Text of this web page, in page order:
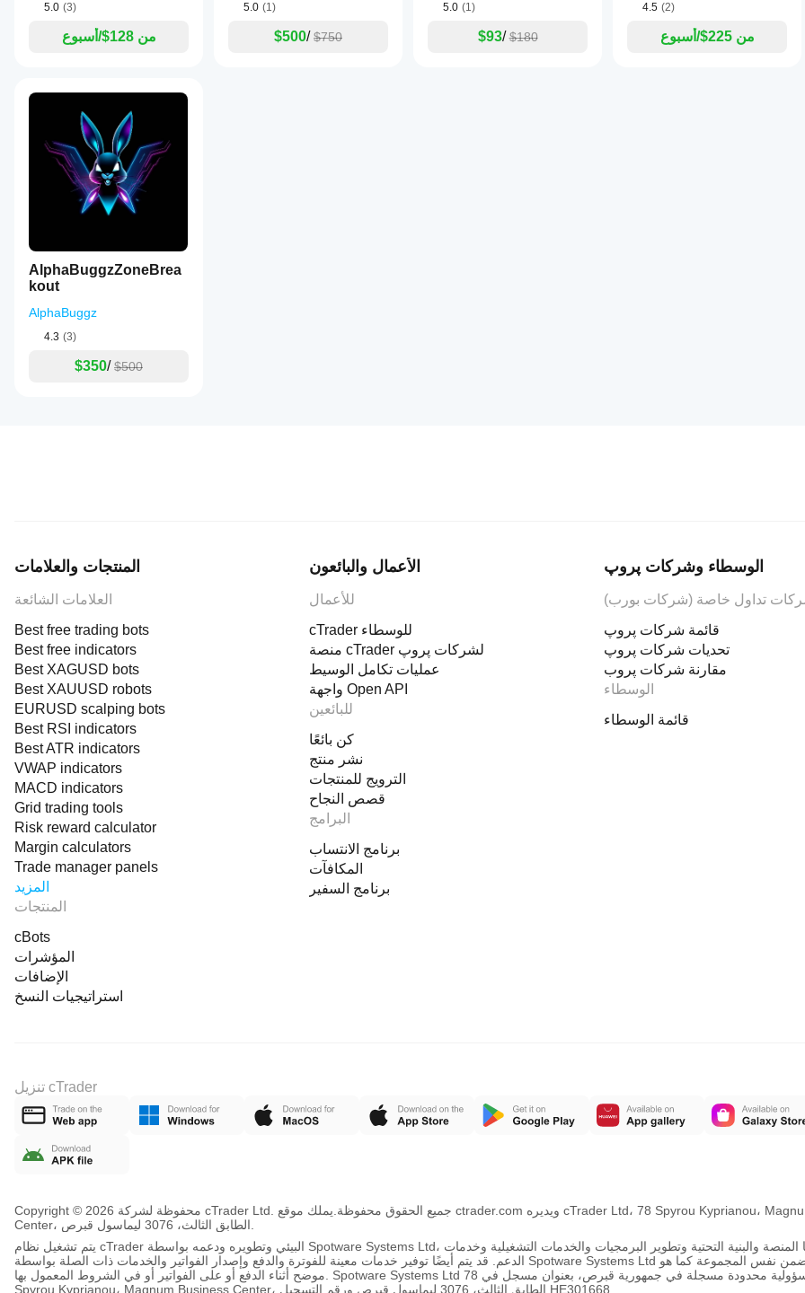
5.0 (3)
من 128$/أسبوع
5.0 (1)
$500/ $750
5.0 (1)
$93/ $180
4.5 (2)
من 225$/أسبوع
AlphaBuggzZoneBrea
kout
AlphaBuggz
4.3 (3)
$350/ $500
المنتجات والعلامات
العلامات الشائعة
Best free trading bots
Best free indicators
Best XAGUSD bots
Best XAUUSD robots
EURUSD scalping bots
Best RSI indicators
Best ATR indicators
VWAP indicators
MACD indicators
Grid trading tools
Risk reward calculator
Margin calculators
Trade manager panels
المزيد
المنتجات
cBots
المؤشرات
الإضافات
استراتيجيات النسخ
الأعمال والبائعون
للأعمال
cTrader للوسطاء
منصة cTrader لشركات پروپ
عمليات تكامل الوسيط
واجهة Open API
للبائعين
كن بائعًا
نشر منتج
الترويج للمنتجات
قصص النجاح
البرامج
برنامج الانتساب
المكافآت
برنامج السفير
الوسطاء وشركات پروپ
تداول خاصة (شركات بورب)
قائمة شركات پروپ
تحديات شركات پروپ
مقارنة شركات پروب
الوسطاء
قائمة الوسطاء
تنزيل cTrader
Copyright © محفوظة لشركة 2026 cTrader Ltd. جميع الحقوق محفوظة. يملك موقع ctrader.com ويديره cTrader Ltd، 78 Spyrou Kyprianou، Magnum Business
يتم تشغيل نظام cTrader البيئي وتطويره ودعمه بواسطة Spotware Systems Ltd، بما في ذلك تكنولوجيا المنصة والبنية التحتية وتطوير البرمجيات والخدمات التشغيلية وخدمات
الدعم. قد يتم أيضًا توفير خدمات معينة للفوترة والدفع وإصدار الفواتير والخدمات ذات الصلة بواسطة Spotware Systems Ltd و/أو شركات أخرى ضمن نفس المجموعة كما هو
موضح أثناء الدفع أو على الفواتير أو في الشروط المعمول بها. Spotware Systems Ltd هي شركة ذات مسؤولية محدودة مسجلة في جمهورية قبرص، بعنوان مسجل في 78
Spyrou Kyprianou، Magnum Business Center، الطابق الثالث، 3076 ليماسول قبرص ورقم التسجيل HE301668.